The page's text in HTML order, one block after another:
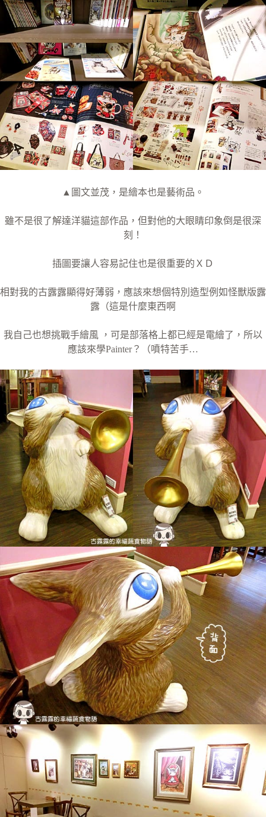
▲圖文並茂，是繪本也是藝術品。
雖不是很了解達洋貓這部作品，但對他的大眼睛印象倒是很深
刻！
插圖要讓人容易記住也是很重要的ＸＤ
相對我的古露露顯得好薄弱，應該來想個特別造型例如怪獸版露
露（這是什麼東西啊
我自己也想挑戰手繪風 ，可是部落格上都已經是電繪了，所以
應該來學Painter？（噴特苦手…